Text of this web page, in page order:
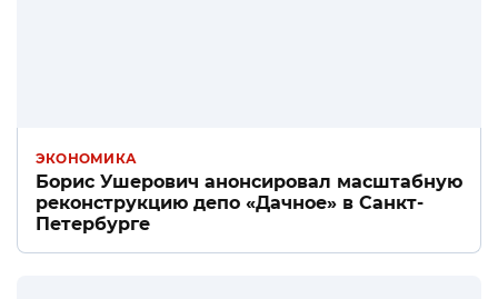
ЭКОНОМИКА
Борис Ушерович анонсировал масштабную
реконструкцию депо «Дачное» в Санкт-
Петербурге